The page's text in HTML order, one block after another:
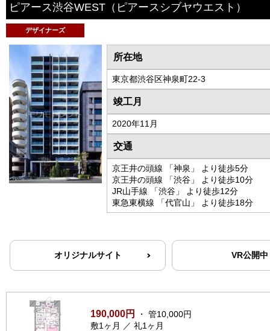
ピアース渋谷WEST （ピアースシブヤウエスト）
デザイナーズ
所在地
東京都渋谷区神泉町22-3
竣工月
2020年11月
交通
京王井の頭線 「神泉」 より徒歩5分
京王井の頭線 「渋谷」 より徒歩10分
JR山手線 「渋谷」 より徒歩12分
東急東横線 「代官山」 より徒歩18分
オリジナルサイト VR公開中
190,000円
・ 管10,000円
敷1ヶ月 ／ 礼1ヶ月